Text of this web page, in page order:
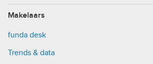
Makelaars
funda desk
Trends & data